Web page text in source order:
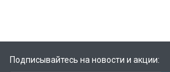
Подписывайтесь на новости и акции: